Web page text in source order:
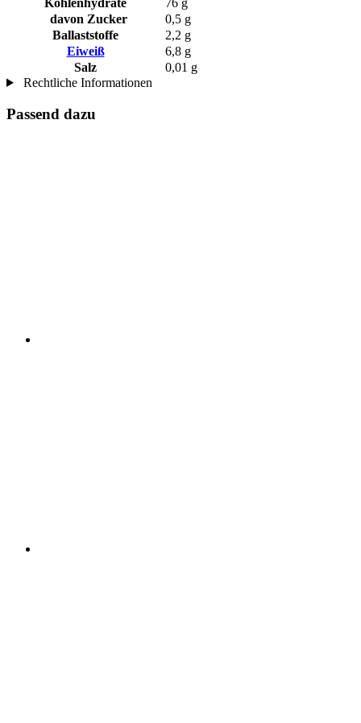
Kohlenhydrate
76 g
davon Zucker
0,5 g
Ballaststoffe
2,2 g
Eiweiß
6,8 g
Salz
0,01 g
Rechtliche Informationen
Passend dazu